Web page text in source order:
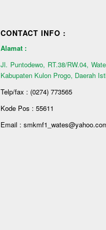
CONTACT INFO :
Alamat :
Jl. Puntodewo, RT.38/RW.04,
Kabupaten Kulon Progo, Daerah
Telp/fax : (0274) 773565
Kode Pos : 55611
Email :